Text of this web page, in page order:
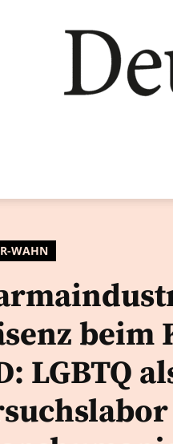
WAHN
beim
LGBTQ